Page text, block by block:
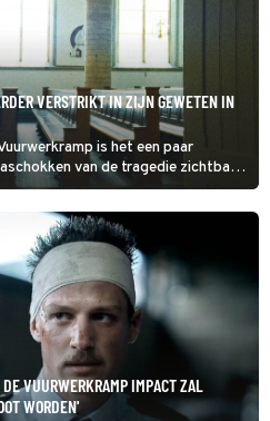
VERSTRIKT IN ZIJN GEWETEN IN
is het een paar
van de tragedie zichtbaar.
druk.
VUURWERKRAMP IMPACT ZAL
WORDEN'